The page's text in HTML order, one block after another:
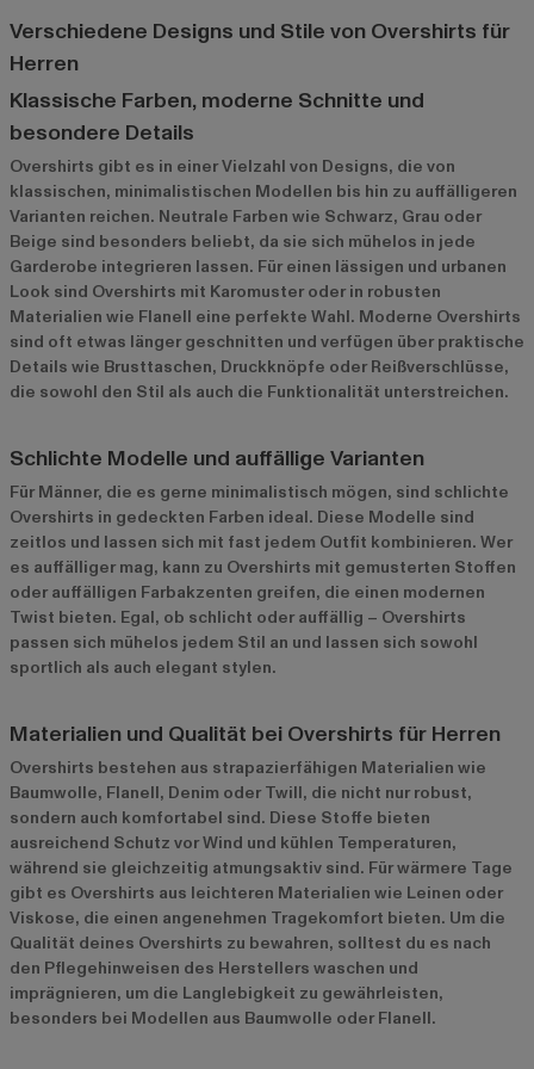
Verschiedene Designs und Stile von Overshirts für
Herren
Klassische Farben, moderne Schnitte und
besondere Details
Overshirts gibt es in einer Vielzahl von Designs, die von
klassischen, minimalistischen Modellen bis hin zu auffälligeren
Varianten reichen. Neutrale Farben wie Schwarz, Grau oder
Beige sind besonders beliebt, da sie sich mühelos in jede
Garderobe integrieren lassen. Für einen lässigen und urbanen
Look sind Overshirts mit Karomuster oder in robusten
Materialien wie Flanell eine perfekte Wahl. Moderne Overshirts
sind oft etwas länger geschnitten und verfügen über praktische
Details wie Brusttaschen, Druckknöpfe oder Reißverschlüsse,
die sowohl den Stil als auch die Funktionalität unterstreichen.
Schlichte Modelle und auffällige Varianten
Für Männer, die es gerne minimalistisch mögen, sind schlichte
Overshirts in gedeckten Farben ideal. Diese Modelle sind
zeitlos und lassen sich mit fast jedem Outfit kombinieren. Wer
es auffälliger mag, kann zu Overshirts mit gemusterten Stoffen
oder auffälligen Farbakzenten greifen, die einen modernen
Twist bieten. Egal, ob schlicht oder auffällig – Overshirts
passen sich mühelos jedem Stil an und lassen sich sowohl
sportlich als auch elegant stylen.
Materialien und Qualität bei Overshirts für Herren
Overshirts bestehen aus strapazierfähigen Materialien wie
Baumwolle, Flanell, Denim oder Twill, die nicht nur robust,
sondern auch komfortabel sind. Diese Stoffe bieten
ausreichend Schutz vor Wind und kühlen Temperaturen,
während sie gleichzeitig atmungsaktiv sind. Für wärmere Tage
gibt es Overshirts aus leichteren Materialien wie Leinen oder
Viskose, die einen angenehmen Tragekomfort bieten. Um die
Qualität deines Overshirts zu bewahren, solltest du es nach
den Pflegehinweisen des Herstellers waschen und
imprägnieren, um die Langlebigkeit zu gewährleisten,
besonders bei Modellen aus Baumwolle oder Flanell.